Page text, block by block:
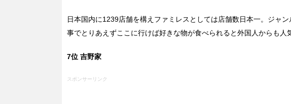
日本国内に1239店舗を構えファミレスとしては店舗数日本一。ジャ
事でとりあえずここに行けば好きな物が食べられると外国人からも人
7位 吉野家
スポンサーリンク